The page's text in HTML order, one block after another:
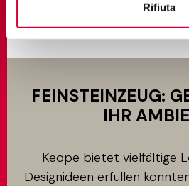
Rifiuta
FEINSTEINZEUG:
IHR
Keope bietet vielfältige
Designideen erfüllen